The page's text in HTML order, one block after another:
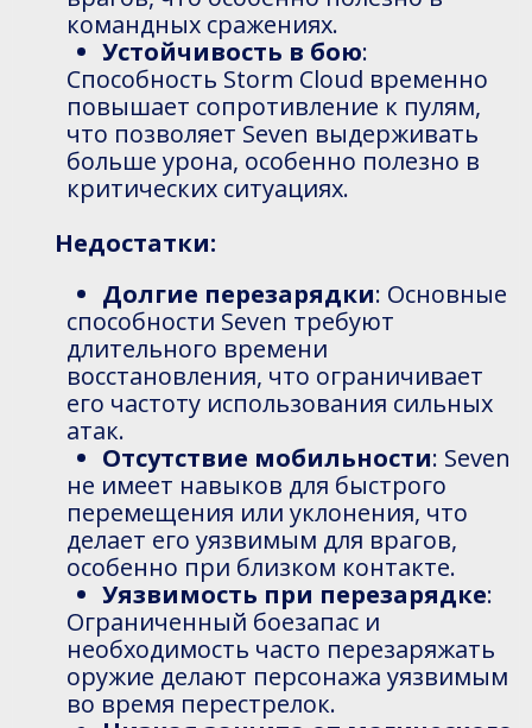
командных сражениях.
Устойчивость в бою:
Способность Storm Cloud временно
повышает сопротивление к пулям,
что позволяет Seven выдерживать
больше урона, особенно полезно в
критических ситуациях.
Недостатки:
Долгие перезарядки: Основные
способности Seven требуют
длительного времени
восстановления, что ограничивает
его частоту использования сильных
атак.
Отсутствие мобильности: Seven
не имеет навыков для быстрого
перемещения или уклонения, что
делает его уязвимым для врагов,
особенно при близком контакте.
Уязвимость при перезарядке:
Ограниченный боезапас и
необходимость часто перезаряжать
оружие делают персонажа уязвимым
во время перестрелок.